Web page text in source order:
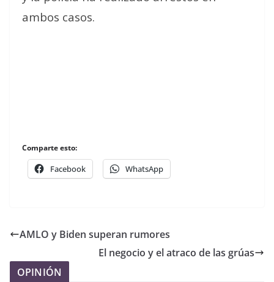
ambos casos.
Comparte esto:
Facebook WhatsApp
AMLO y Biden superan rumores
El negocio y el atraco de las grúas
OPINIÓN